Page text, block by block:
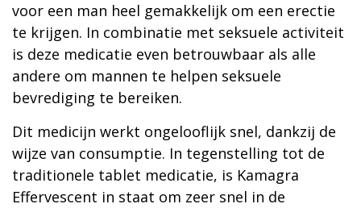
voor een man heel gemakkelijk om een erectie
te krijgen. In combinatie met seksuele activiteit
is deze medicatie even betrouwbaar als alle
andere om mannen te helpen seksuele
bevrediging te bereiken.
Dit medicijn werkt ongelooflijk snel, dankzij de
wijze van consumptie. In tegenstelling tot de
traditionele tablet medicatie, is Kamagra
Effervescent in staat om zeer snel in de